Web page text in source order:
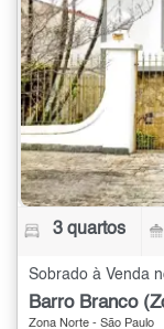
3 quartos
Barro Branco
Zona Norte - São Paulo